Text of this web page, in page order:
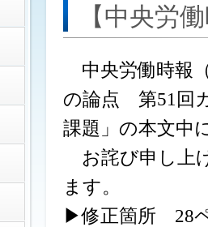
【中央労
中央労働時報
の論点 第51回
課題」の本文中
お詫び申し上
ます。
▶修正箇所 28